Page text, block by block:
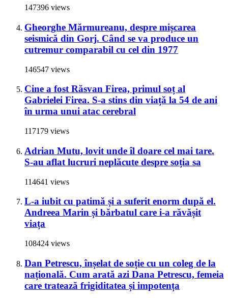
147396 views
Gheorghe Mărmureanu, despre mișcarea
seismică din Gorj. Când se va produce un
cutremur comparabil cu cel din 1977
146547 views
Cine a fost Răsvan Firea, primul soț al
Gabrielei Firea. S-a stins din viață la 54 de ani
în urma unui atac cerebral
117179 views
Adrian Mutu, lovit unde îl doare cel mai tare.
S-au aflat lucruri neplăcute despre soția sa
114641 views
L-a iubit cu patimă și a suferit enorm după el.
Andreea Marin și bărbatul care i-a răvășit
viața
108424 views
Dan Petrescu, înșelat de soție cu un coleg de la
națională. Cum arată azi Dana Petrescu, femeia
care tratează frigiditatea și impotența